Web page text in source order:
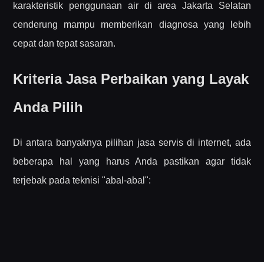
karakteristik penggunaan air di area Jakarta Selatan
cenderung mampu memberikan diagnosa yang lebih
cepat dan tepat sasaran.
Kriteria Jasa Perbaikan yang Layak
Anda Pilih
Di antara banyaknya pilihan jasa servis di internet, ada
beberapa hal yang harus Anda pastikan agar tidak
terjebak pada teknisi "abal-abal":